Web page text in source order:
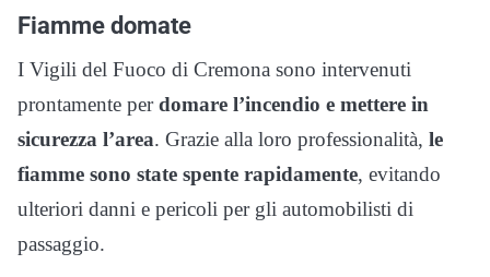
Fiamme domate
I Vigili del Fuoco di Cremona sono intervenuti
prontamente perdomare l’incendio e mettere in
sicurezza l’area. Grazie alla loro professionalità, le
fiamme sono state spente rapidamente, evitando
ulteriori danni e pericoli per gli automobilisti di
passaggio.